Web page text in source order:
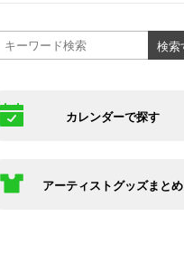
カレンダーで探す
アーティストグッズまとめ